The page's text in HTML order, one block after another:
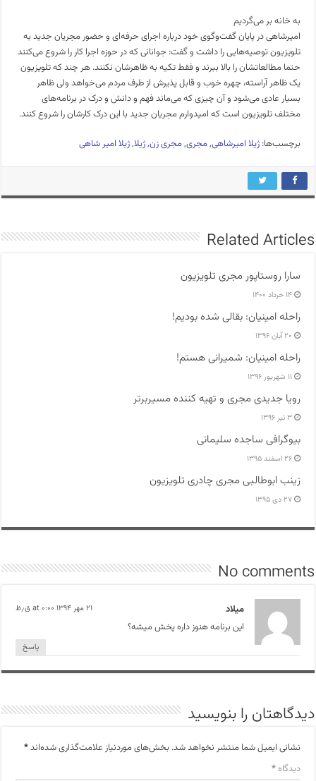
به خانه بر می‌گردیم
امیرشاهی در پایان گفت‌وگوی خود درباره اجرای حرفه‌ای و حضور مجریان جدید به
تلویزیون توصیه‌هایی را داشت و گفت: جوانانی که در حوزه اجرا کار را شروع می‌کنند
حتما مطالعاتشان را بالا ببرند و فقط تکیه به ظاهرشان نکنند. هر چند که تلویزیون
یک ظاهر آراسته، چهره خوب‌ و قابل پذیرش از طرف مردم می‌خواهد ولی ظاهر
بسیار عادی می‌شود و آن چیزی که می‌ماند فهم و دانش و درک در برنامه‌های
مختلف تلویزیون است که امیدوارم مجریان جدید با این درک کارشان را شروع کنند.
برچسب‌ها:ژیلا امیرشاهی,مجری,مجری زن,ژیلا,ژیلا امیر شاهی
Related Articles
سارا روستاپور مجری تلویزیون
۱۴ خرداد ۱۴۰۰
راحله امینیان: بقالی شده بودیم!
۲۰ آبان ۱۳۹۶
راحله امینیان: شمیرانی هستم!
۱۱ شهریور ۱۳۹۶
رویا جدیدی مجری و تهیه کننده مسیربرتر
۳ تیر ۱۳۹۶
بیوگرافی ساجده سلیمانی
۲۶ اسفند ۱۳۹۵
زینب ابوطالبی مجری چادری تلویزیون
۲۷ دی ۱۳۹۵
No comments
میلاد ۲۱ مهر ۱۳۹۴ at ۰:۰۰ ق٫ظ
این برنامه هنوز داره پخش میشه؟
پاسخ
دیدگاهتان را بنویسید
نشانی ایمیل شما منتشر نخواهد شد. بخش‌های موردنیاز علامت‌گذاری شده‌اند*
دیدگاه*